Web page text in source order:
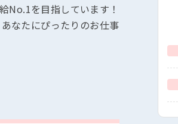
No.1を目指しています！
なたにぴったりのお仕事